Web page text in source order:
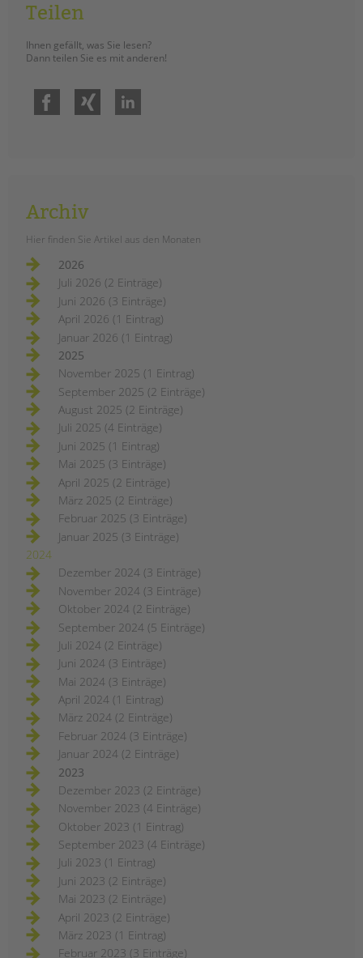
Am 15. Januar wurde gemeinsam ein
Planetenpfad eröffnet. ­Vor Ort waren
unsere Schulsozialarbeiter*innen
Initiator*innen des Projektes, die
Schüler*innen der Klasse 4b, die
weiterleseneinweihung
des
an
ludwig-
cauer-
grundschule
Drohende
Schließungen von
Einrichtungen in der
Kinder- und
Jugendhilfe und
Familienförderung im
Berliner Bezirk Mitte
ERSTELLT
16.01.2024
THEMA
Barbara Brecht-Hadraschek
Im Bezirk Berlin-Mitte drohen 53
Kinder- und
Jugendfreizeiteinrichtungen, 28
Einrichtungen der schul- und
berufsbezogenen Jugendsozialarbeit
und 14 Familienzentren das Aus und
die Abwanderung von
hochqualifizierten und erfahrenen
Fachkräften aus fast 100
Einrichtungen! Lesen Sie den ganzen
offenen (Protest-) Brief.
weiterlesendrohende
schließungen
von
einrichtungen
in
kinder-
jugendhilfe
familienförderung
im
berliner
bezirk
mitte
Teilen
Ihnen gefällt, was Sie lesen?
Dann teilen Sie es mit anderen!
Facebook Xing
Archiv
Hier finden Sie Artikel aus den Monaten
2026
Juli 2026 (2 Einträge)
Juni 2026 (3 Einträge)
April 2026 (1 Eintrag)
Januar 2026 (1 Eintrag)
2025
November 2025 (1 Eintrag)
September 2025 (2 Einträge)
August 2025 (2 Einträge)
Juli 2025 (4 Einträge)
Juni 2025 (1 Eintrag)
Mai 2025 (3 Einträge)
April 2025 (2 Einträge)
März 2025 (2 Einträge)
Februar 2025 (3 Einträge)
Januar 2025 (3 Einträge)
2024
Dezember 2024 (3 Einträge)
November 2024 (3 Einträge)
Oktober 2024 (2 Einträge)
September 2024 (5 Einträge)
Juli 2024 (2 Einträge)
Juni 2024 (3 Einträge)
Mai 2024 (3 Einträge)
April 2024 (1 Eintrag)
März 2024 (2 Einträge)
Februar 2024 (3 Einträge)
Januar 2024 (2 Einträge)
2023
Dezember 2023 (2 Einträge)
November 2023 (4 Einträge)
Oktober 2023 (1 Eintrag)
September 2023 (4 Einträge)
Juli 2023 (1 Eintrag)
Juni 2023 (2 Einträge)
Mai 2023 (2 Einträge)
April 2023 (2 Einträge)
März 2023 (1 Eintrag)
Februar 2023 (3 Einträge)